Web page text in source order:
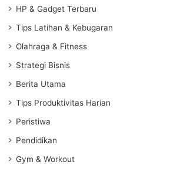
HP & Gadget Terbaru
Tips Latihan & Kebugaran
Olahraga & Fitness
Strategi Bisnis
Berita Utama
Tips Produktivitas Harian
Peristiwa
Pendidikan
Gym & Workout